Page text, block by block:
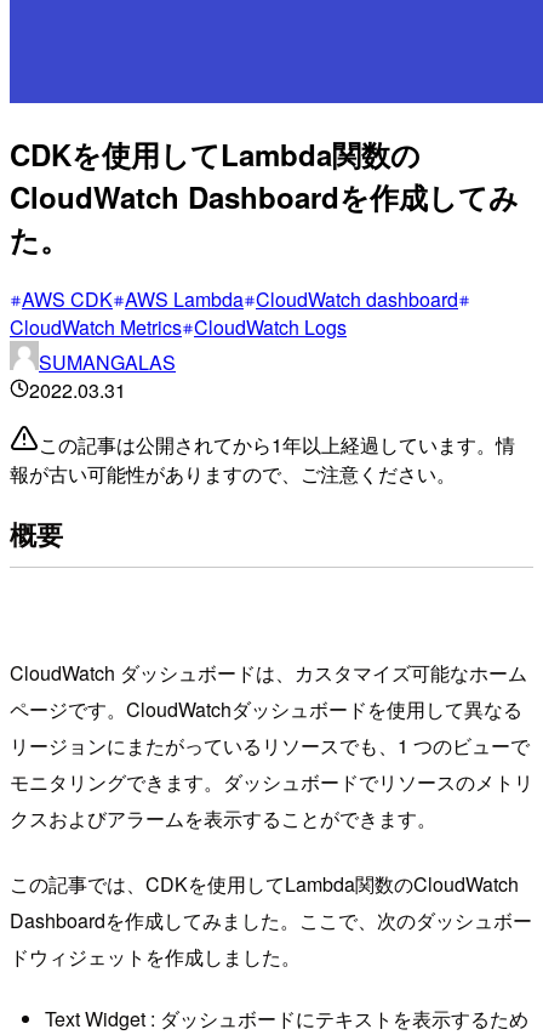
CDKを使用してLambda関数の
CloudWatch Dashboardを作成してみ
た。
AWS CDK AWS Lambda CloudWatch dashboard
CloudWatch Metrics CloudWatch Logs
SUMANGALAS
2022.03.31
この記事は公開されてから1年以上経過しています。情
報が古い可能性がありますので、ご注意ください。
概要
CloudWatch ダッシュボードは、カスタマイズ可能なホーム
ページです。CloudWatchダッシュボードを使用して異なる
リージョンにまたがっているリソースでも、1 つのビューで
モニタリングできます。ダッシュボードでリソースのメトリ
クスおよびアラームを表示することができます。
この記事では、CDKを使用してLambda関数のCloudWatch
Dashboardを作成してみました。ここで、次のダッシュボー
ドウィジェットを作成しました。
Text Widget : ダッシュボードにテキストを表示するため